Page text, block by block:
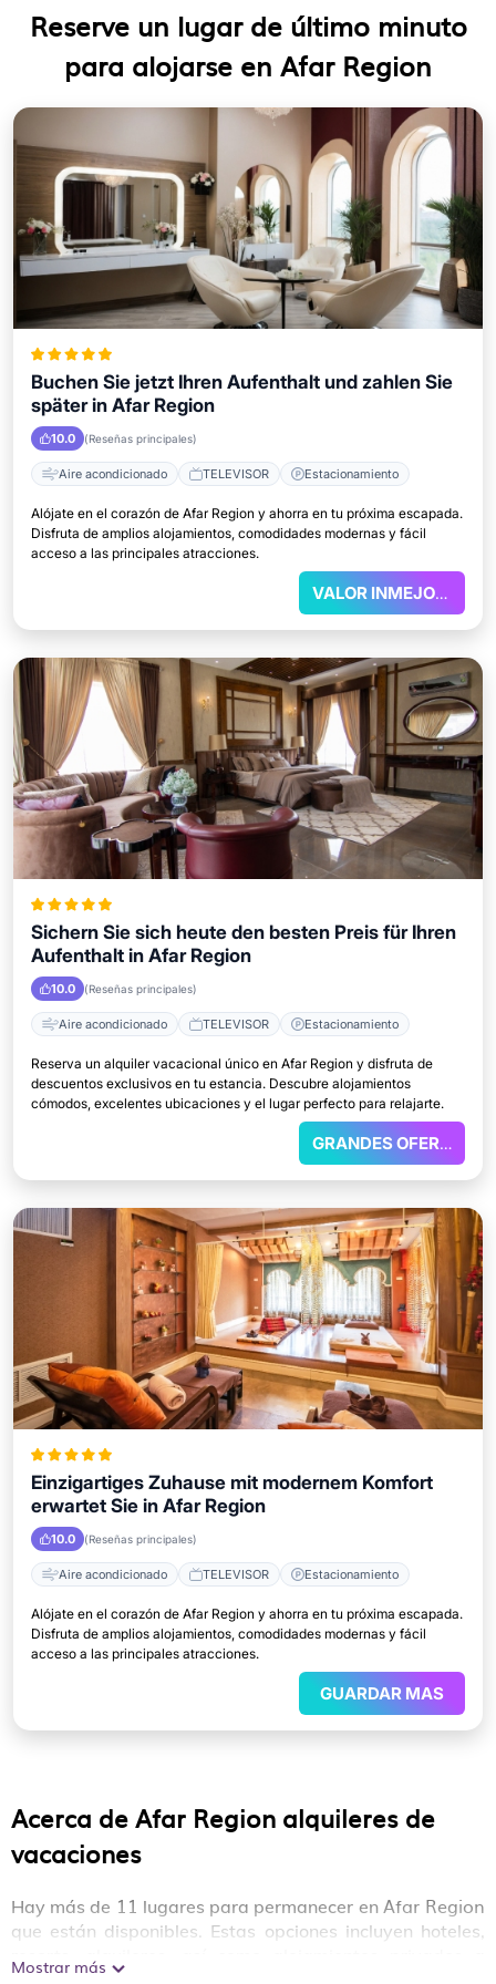
Reserve un lugar de último minuto
para alojarse en Afar Region
Buchen Sie jetzt Ihren Aufenthalt und zahlen Sie
später in Afar Region
10.0 (Reseñas principales)
Aire acondicionado TELEVISOR Estacionamiento
Alójate en el corazón de Afar Region y ahorra en tu próxima escapada.
Disfruta de amplios alojamientos, comodidades modernas y fácil
acceso a las principales atracciones.
VALOR INMEJORABLE
Sichern Sie sich heute den besten Preis für Ihren
Aufenthalt in Afar Region
10.0 (Reseñas principales)
Aire acondicionado TELEVISOR Estacionamiento
Reserva un alquiler vacacional único en Afar Region y disfruta de
descuentos exclusivos en tu estancia. Descubre alojamientos
cómodos, excelentes ubicaciones y el lugar perfecto para relajarte.
GRANDES OFERTAS
Einzigartiges Zuhause mit modernem Komfort
erwartet Sie in Afar Region
10.0 (Reseñas principales)
Aire acondicionado TELEVISOR Estacionamiento
Alójate en el corazón de Afar Region y ahorra en tu próxima escapada.
Disfruta de amplios alojamientos, comodidades modernas y fácil
acceso a las principales atracciones.
GUARDAR MAS
Acerca de Afar Region alquileres de
vacaciones
Hay más de 11 lugares para permanecer en Afar Region
que están disponibles. Estas opciones incluyen hoteles,
resorts, alquileres, así como alojamientos privados a
corto plazo (es decir, vehículos recreativos, condominios,
Mostrar más